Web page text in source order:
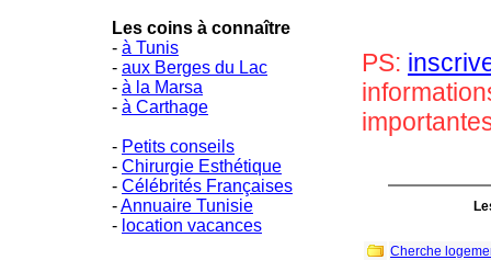
Les coins à connaître
- à Tunis
- aux Berges du Lac
- à la Marsa
- à Carthage
- Petits conseils
- Chirurgie Esthétique
- Célébrités Françaises
-Annuaire Tunisie
- location vacances
PS:
Cherche